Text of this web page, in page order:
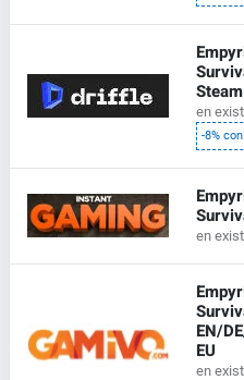
en
-8%
en
EN/
EU
en